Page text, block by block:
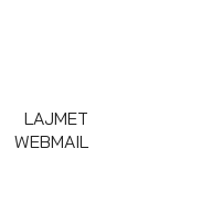
LAJMET
WEBMAIL